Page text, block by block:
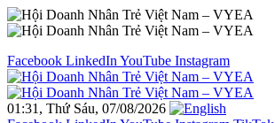
Facebook LinkedIn YouTube Instagram
01:31, Thứ Sáu, 07/08/2026